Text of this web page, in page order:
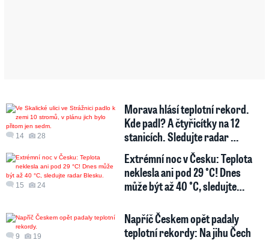
14 28
Morava hlásí teplotní rekord.
Kde padl? A čtyřicítky na 12
stanicích. Sledujte radar …
15 24
Extrémní noc v Česku: Teplota
neklesla ani pod 29 °C! Dnes
může být až 40 °C, sledujte…
9 19
Napříč Českem opět padaly
teplotní rekordy: Na jihu Čech